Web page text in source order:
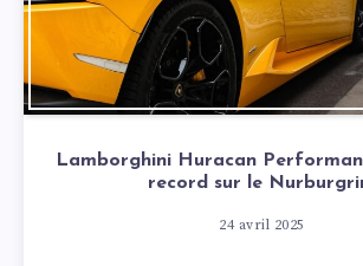
Lamborghini Huracan
record sur le
24 avril 2025